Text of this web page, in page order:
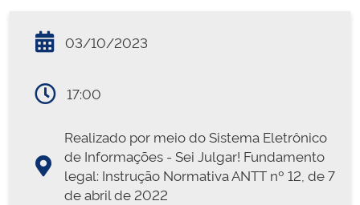
03/10/2023
17:00
Realizado por meio do Sistema Eletrônico
de Informações - Sei Julgar! Fundamento
legal: Instrução Normativa ANTT nº 12, de 7
de abril de 2022